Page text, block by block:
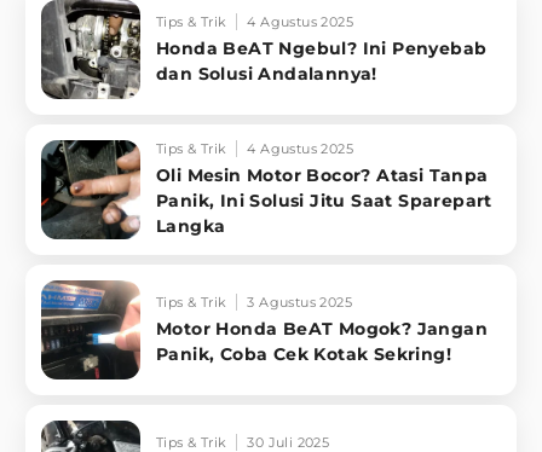
Tips & Trik 4 Agustus 2025
Honda BeAT Ngebul? Ini Penyebab
dan Solusi Andalannya!
Tips & Trik 4 Agustus 2025
Oli Mesin Motor Bocor? Atasi Tanpa
Panik, Ini Solusi Jitu Saat Sparepart
Langka
Tips & Trik 3 Agustus 2025
Motor Honda BeAT Mogok? Jangan
Panik, Coba Cek Kotak Sekring!
Tips & Trik 30 Juli 2025